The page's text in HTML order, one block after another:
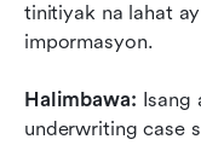
tinitiyak na lahat
impormasyon.
Halimbawa: Isang
underwriting case